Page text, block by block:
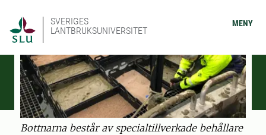
SVERIGES
LANTBRUKSUNIVERSITET
MENY
Bottnarna består av specialtillverkade behållare